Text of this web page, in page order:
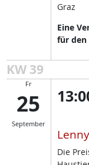
Graz
Eine
für den
KW 39
Fr
25
September
Die